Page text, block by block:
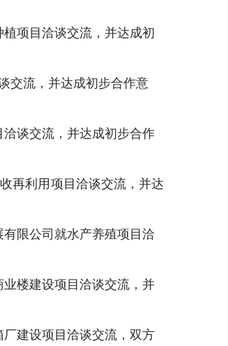
项目洽谈交流， 并达成初
交流， 并达成初步合作意
谈交流， 并达成初步合作
再利用项目 洽谈交流，并达
限公司就水产养殖项目洽
楼建设项目洽谈交流 ， 并
建设项目洽谈交流 ，双方